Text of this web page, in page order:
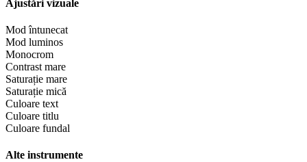
Ajustări vizuale
Mod întunecat
Mod luminos
Monocrom
Contrast mare
Saturație mare
Saturație mică
Culoare text
Culoare titlu
Culoare fundal
Alte instrumente